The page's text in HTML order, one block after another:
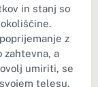
in stanj so
z
zahtevna, a
umiriti, se
telesu.